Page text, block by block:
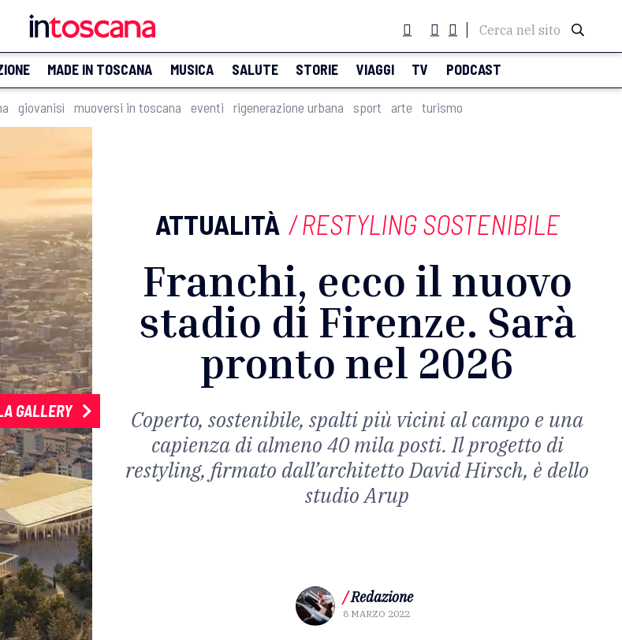
Cerca nel sito
MADE IN TOSCANA MUSICA SALUTE STORIE VIAGGI TV PODCAST
giovanisì muoversi in toscana eventi rigenerazione urbana sport arte turismo
GALLERY
ATTUALITÀ /RESTYLING SOSTENIBILE
Franchi, ecco il nuovo
stadio di Firenze. Sarà
pronto nel 2026
Coperto, sostenibile, spalti più vicini al campo e una
capienza di almeno 40 mila posti. Il progetto di
restyling, firmato dall’architetto David Hirsch, è dello
studio Arup
/Redazione
8 MARZO 2022